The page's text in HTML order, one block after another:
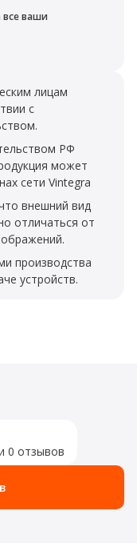
ваши
лицам
с
РФ
может
сети Vintegra
внешний вид
отличаться от
производства
устройств.
0 отзывов